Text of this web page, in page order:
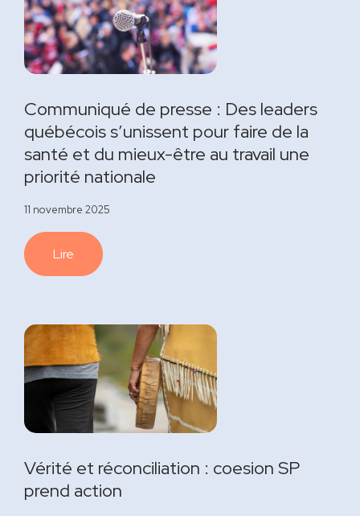
Communiqué de presse : Des leaders
québécois s’unissent pour faire de la
santé et du mieux-être au travail une
priorité nationale
11 novembre 2025
Lire
Vérité et réconciliation : coesion SP
prend action